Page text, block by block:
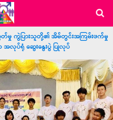
မှု ကွဲပြားသူတို့၏ အိမ်တွင်းအကြမ်းဖက်မှု
အလုပ်ရုံ ဆွေးနွေးပွဲ ပြုလုပ်